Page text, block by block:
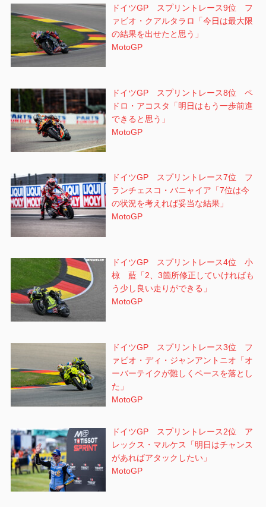
ドイツGP スプリントレース9位 フ
ァビオ・クアルタラロ「今日は最大限
の結果を出せたと思う」
MotoGP
ドイツGP スプリントレース8位 ペ
ドロ・アコスタ「明日はもう一歩前進
できると思う」
MotoGP
ドイツGP スプリントレース7位 フ
ランチェスコ・バニャイア「7位は今
の状況を考えれば妥当な結果」
MotoGP
ドイツGP スプリントレース4位 小
椋 藍「2、3箇所修正していければも
う少し良い走りができる」
MotoGP
ドイツGP スプリントレース3位 フ
ァビオ・ディ・ジャンアントニオ「オ
ーバーテイクが難しくペースを落とし
た」
MotoGP
ドイツGP スプリントレース2位 ア
レックス・マルケス「明日はチャンス
があればアタックしたい」
MotoGP